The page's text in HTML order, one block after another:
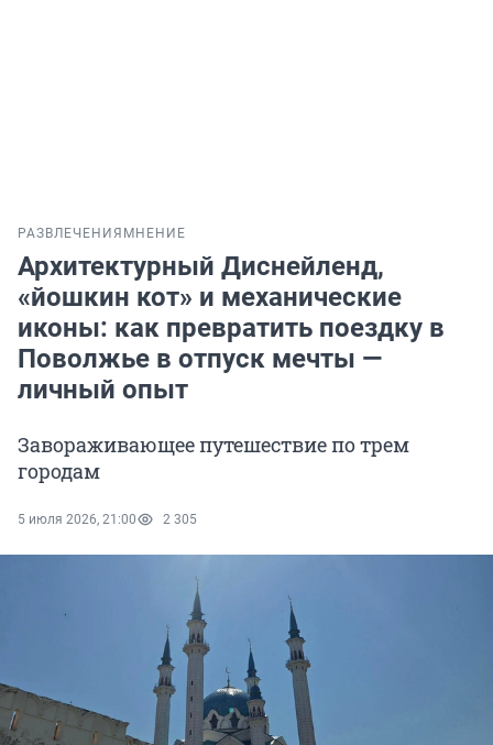
РАЗВЛЕЧЕНИЯ МНЕНИЕ
Архитектурный Диснейленд,
«йошкин кот» и механические
иконы: как превратить поездку в
Поволжье в отпуск мечты —
личный опыт
Завораживающее путешествие по трем
городам
5 июля 2026, 21:00 2 305